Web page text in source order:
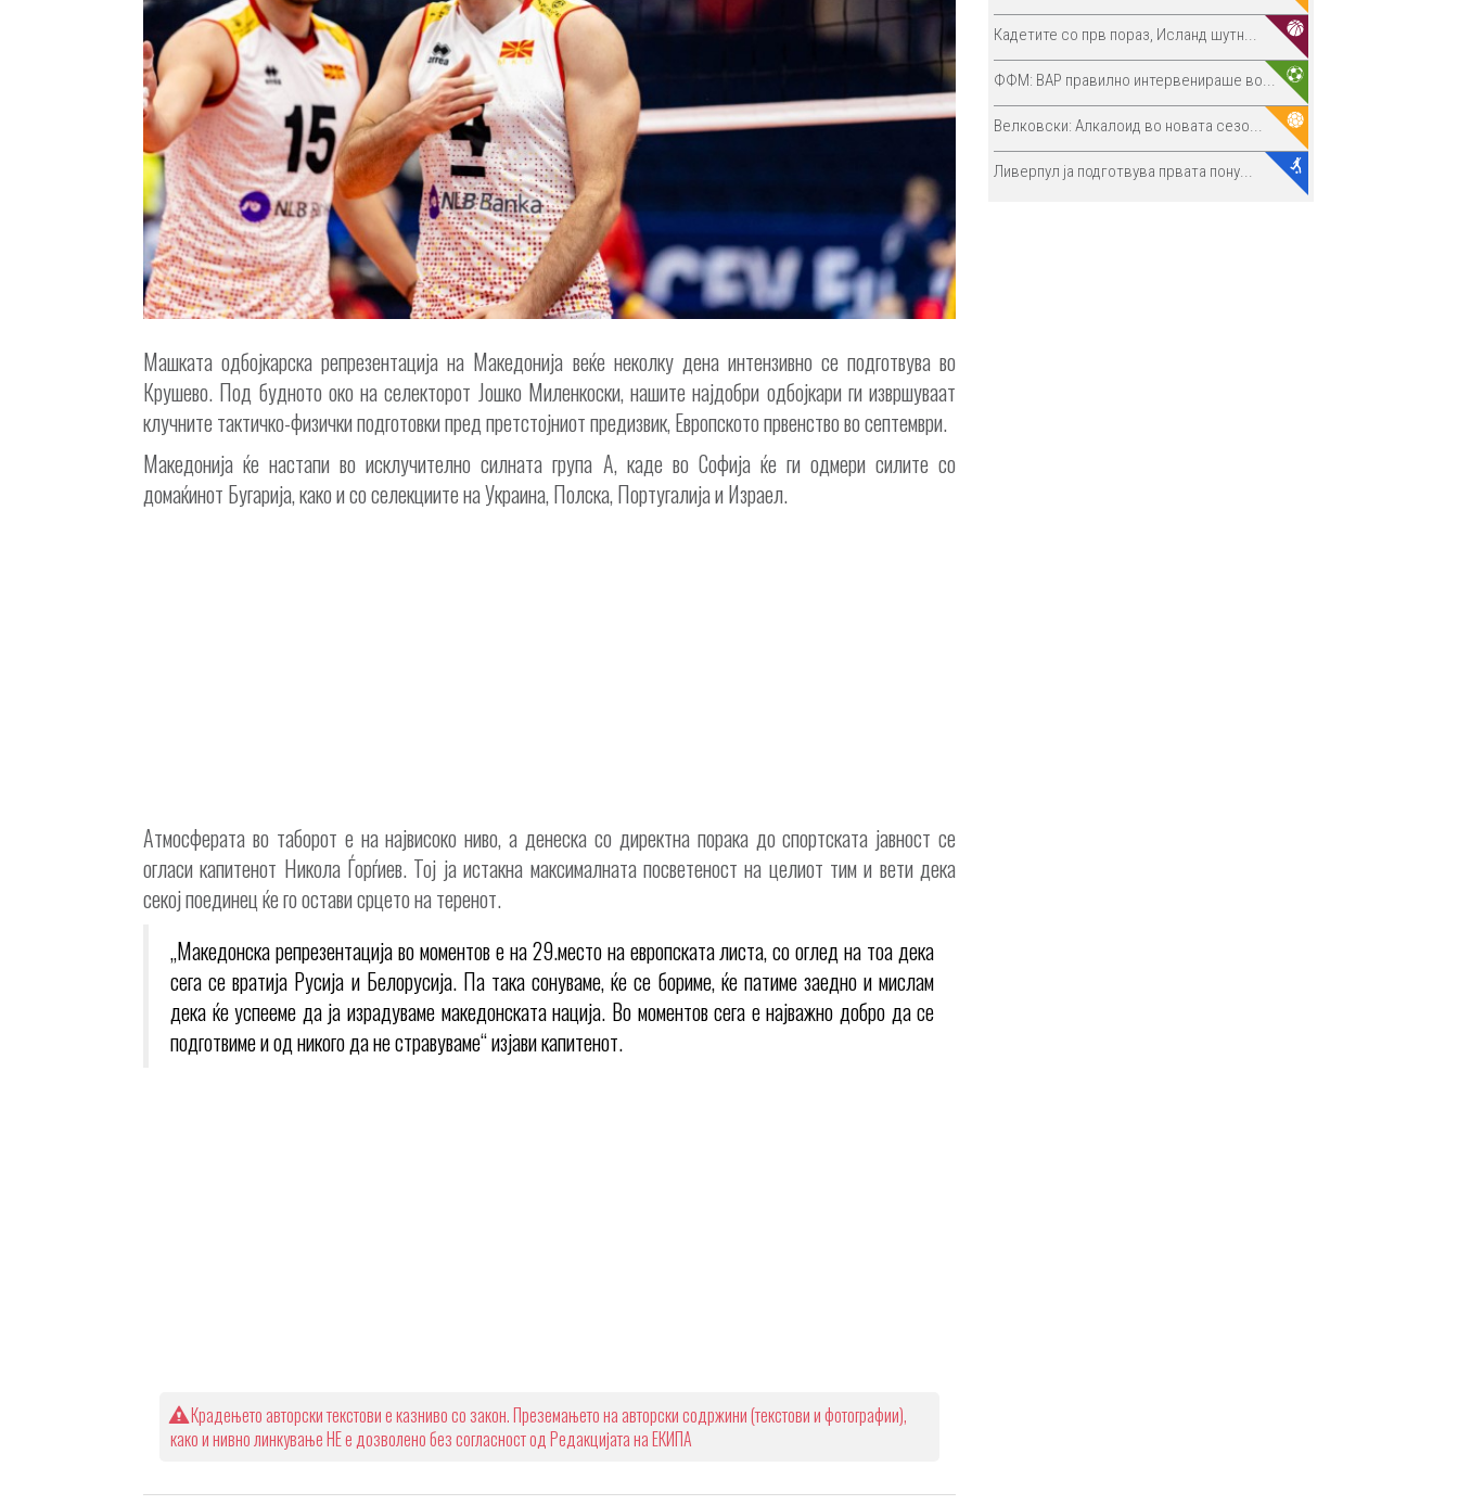
Машката одбојкарска репрезентација на Македонија веќе неколку дена интензивно се подготвува во
Крушево. Под будното око на селекторот Јошко Миленкоски, нашите најдобри одбојкари ги извршуваат
клучните тактичко-физички подготовки пред претстојниот предизвик, Европското првенство во септември.
Македонија ќе настапи во исклучително силната група А, каде во Софија ќе ги одмери силите со
домаќинот Бугарија, како и со селекциите на Украина, Полска, Португалија и Израел.
Атмосферата во таборот е на највисоко ниво, а денеска со директна порака до спортската јавност се
огласи капитенот Никола Ѓорѓиев. Тој ја истакна максималната посветеност на целиот тим и вети дека
секој поединец ќе го остави срцето на теренот.
„Македонска репрезентација во моментов е на 29.место на европската листа, со оглед на тоа дека
сега се вратија Русија и Белорусија. Па така сонуваме, ќе се бориме, ќе патиме заедно и мислам
дека ќе успееме да ја израдуваме македонската нација. Во моментов сега е најважно добро да се
подготвиме и од никого да не стравуваме“ изјави капитенот.
Крадењето авторски текстови е казниво со закон. Преземањето на авторски содржини (текстови и фотографии),
како и нивно линкување НЕ е дозволено без согласност од Редакцијата на ЕКИПА
Кадетите со прв пораз, Исланд шутн...
ФФМ: ВАР правилно интервенираше во...
Велковски: Алкалоид во новата сезо...
Ливерпул ја подготвува првата пону...